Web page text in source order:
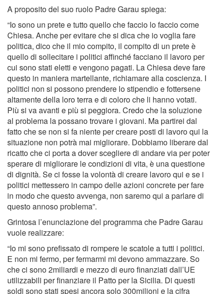
A proposito del suo ruolo Padre Garau spiega:
“Io sono un prete e tutto quello che faccio lo faccio come
Chiesa. Anche per evitare che si dica che io voglia fare
politica, dico che il mio compito, il compito di un prete è
quello di sollecitare i politici affinché facciano il lavoro per
cui sono stati eletti e vengono pagati. La Chiesa deve fare
questo in maniera martellante, richiamare alla coscienza. I
politici non si possono prendere lo stipendio e fottersene
altamente della loro terra e di coloro che li hanno votati.
Più si va avanti e più si peggiora. Credo che la soluzione
al problema la possano trovare i giovani. Ma partirei dal
fatto che se non si fa niente per creare posti di lavoro qui la
situazione non potrà mai migliorare. Dobbiamo liberare dal
ricatto che ci porta a dover scegliere di andare via per poter
sperare di migliorare le condizioni di vita, è una questione
di dignità. Se ci fosse la volontà di creare lavoro qui e se i
politici mettessero in campo delle azioni concrete per fare
in modo che questo avvenga, non saremo qui a parlare di
questo annoso problema”.
Grintosa l’enunciazione del programma che Padre Garau
vuole realizzare:
“Io mi sono prefissato di rompere le scatole a tutti i politici.
E non mi fermo, per fermarmi mi devono ammazzare. So
che ci sono 2miliardi e mezzo di euro finanziati dall’UE
utilizzabili per finanziare il Patto per la Sicilia. Di questi
soldi sono stati spesi ancora solo 300milioni e la cifra